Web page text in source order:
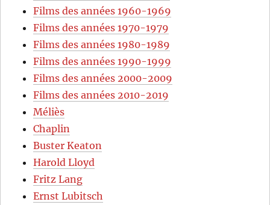
Films des années 1960-1969
Films des années 1970-1979
Films des années 1980-1989
Films des années 1990-1999
Films des années 2000-2009
Films des années 2010-2019
Méliès
Chaplin
Buster Keaton
Harold Lloyd
Fritz Lang
Ernst Lubitsch